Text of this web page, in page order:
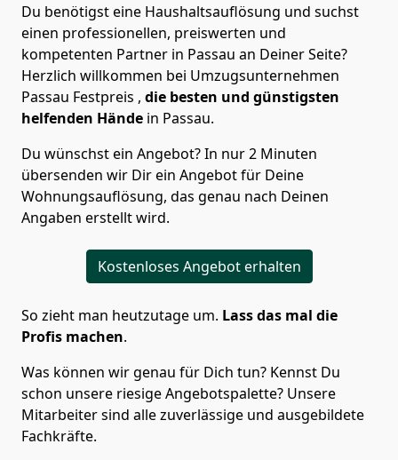
Du benötigst eine Haushaltsauflösung und suchst
einen professionellen, preiswerten und
kompetenten Partner in Passau an Deiner Seite?
Herzlich willkommen bei Umzugsunternehmen
Passau Festpreis , die besten und günstigsten
helfenden Hände in Passau.
Du wünschst ein Angebot? In nur 2 Minuten
übersenden wir Dir ein Angebot für Deine
Wohnungsauflösung, das genau nach Deinen
Angaben erstellt wird.
Kostenloses Angebot erhalten
So zieht man heutzutage um. Lass das mal die
Profis machen.
Was können wir genau für Dich tun? Kennst Du
schon unsere riesige Angebotspalette? Unsere
Mitarbeiter sind alle zuverlässige und ausgebildete
Fachkräfte.